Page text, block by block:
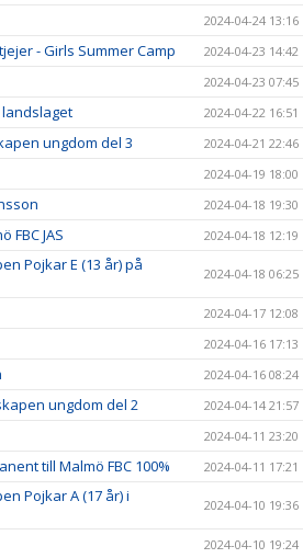
2024-04-24 13:16
- Girls Summer Camp 2024-04-23 14:42
2024-04-23 07:45
2024-04-22 16:51
ungdom del 3 2024-04-21 22:46
2024-04-19 18:00
2024-04-18 19:30
JAS 2024-04-18 12:19
Pojkar E (13 år) på
2024-04-18 06:25
2024-04-17 12:08
2024-04-16 17:13
2024-04-16 08:24
ungdom del 2 2024-04-14 21:57
2024-04-11 23:20
till Malmö FBC 100% 2024-04-11 17:21
Pojkar A (17 år) i
2024-04-10 19:36
2024-04-10 19:24